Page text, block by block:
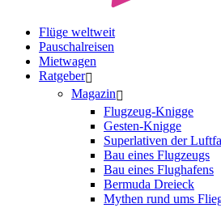
Flüge weltweit
Pauschalreisen
Mietwagen
Ratgeber
Magazin
Flugzeug-Knigge
Gesten-Knigge
Superlativen der
Bau eines Flugzeugs
Bau eines Flughafens
Bermuda Dreieck
Mythen rund ums